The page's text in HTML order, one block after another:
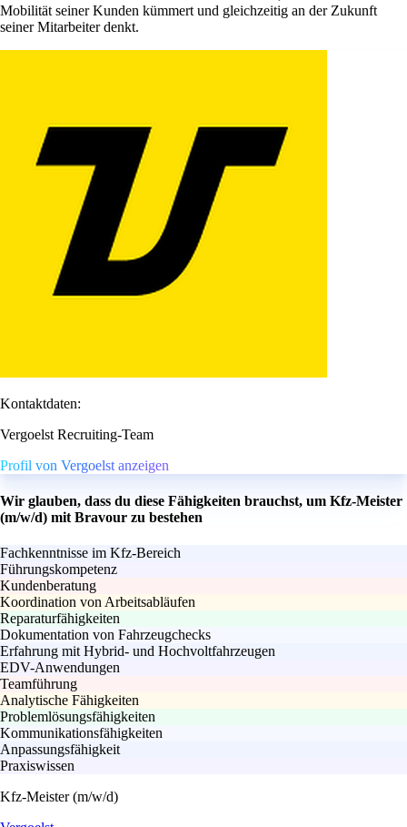
Mobilität seiner Kunden kümmert und gleichzeitig an der Zukunft
seiner Mitarbeiter denkt.
Kontaktdaten:
Vergoelst Recruiting-Team
Profil von Vergoelst anzeigen
Wir glauben, dass du diese Fähigkeiten brauchst, um Kfz-Meister
(m/w/d) mit Bravour zu bestehen
Fachkenntnisse im Kfz-Bereich
Führungskompetenz
Kundenberatung
Koordination von Arbeitsabläufen
Reparaturfähigkeiten
Dokumentation von Fahrzeugchecks
Erfahrung mit Hybrid- und Hochvoltfahrzeugen
EDV-Anwendungen
Teamführung
Analytische Fähigkeiten
Problemlösungsfähigkeiten
Kommunikationsfähigkeiten
Anpassungsfähigkeit
Praxiswissen
Kfz-Meister (m/w/d)